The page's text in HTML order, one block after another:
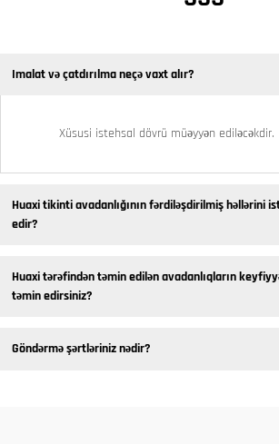
Imalat və çatdırılma neçə vaxt alır?
Xüsusi istehsal dövrü müəyyən ediləcəkdir.
Huaxi tikinti avadanlığının fərdiləşdirilmiş həllərini
edir?
Huaxi tərəfindən təmin edilən avadanlıqların
təmin edirsiniz?
Göndərmə şərtləriniz nədir?